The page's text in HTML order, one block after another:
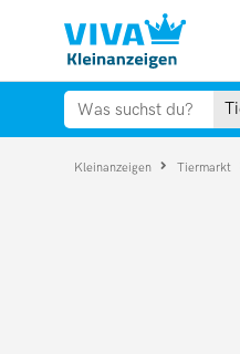
Kleinanzeigen Tiermarkt